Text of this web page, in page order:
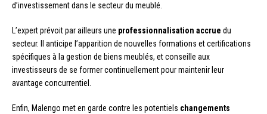
d’investissement dans le secteur du meublé.
L’expert prévoit par ailleurs une professionnalisation accrue du
secteur. Il anticipe l’apparition de nouvelles formations et certifications
spécifiques à la gestion de biens meublés, et conseille aux
investisseurs de se former continuellement pour maintenir leur
avantage concurrentiel.
Enfin, Malengo met en garde contre les potentiels changements